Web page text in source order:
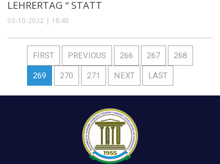
LEHRERTAG “ STATT
03-10-2022 | 18:40
FIRST PREVIOUS 266 267 268
269 270 271 NEXT LAST